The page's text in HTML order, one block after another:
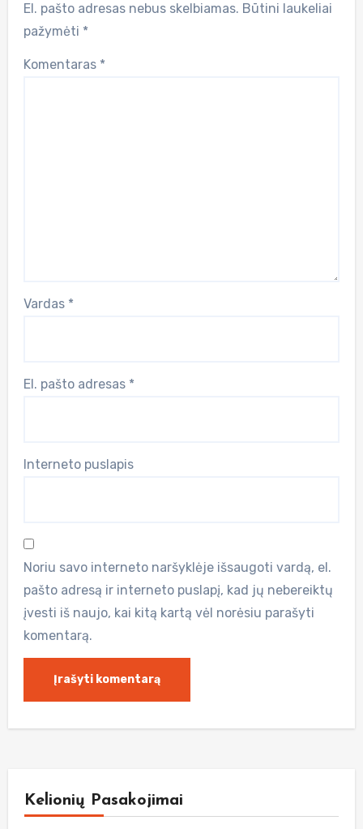
El. pašto adresas nebus skelbiamas. Būtini laukeliai
pažymėti *
Komentaras *
Vardas *
El. pašto adresas *
Interneto puslapis
Noriu savo interneto naršyklėje išsaugoti vardą, el.
pašto adresą ir interneto puslapį, kad jų nebereiktų
įvesti iš naujo, kai kitą kartą vėl norėsiu parašyti
komentarą.
Kelionių Pasakojimai